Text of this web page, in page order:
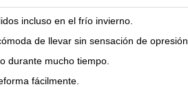
incluso en el frío invierno.
de llevar sin sensación de opresión.
durante mucho tiempo.
fácilmente.